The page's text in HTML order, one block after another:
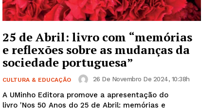
SUBSCREVA JÁ!
Institucional
Artigos
Edição Digital
25 de Abril: livro com “memórias
e reflexões sobre as mudanças da
sociedade portuguesa”
CULTURA & EDUCAÇÃO 26 De Novembro De 2024, 10:38h
A UMinho Editora promove a apresentação do
livro 'Nos 50 Anos do 25 de Abril: memórias e